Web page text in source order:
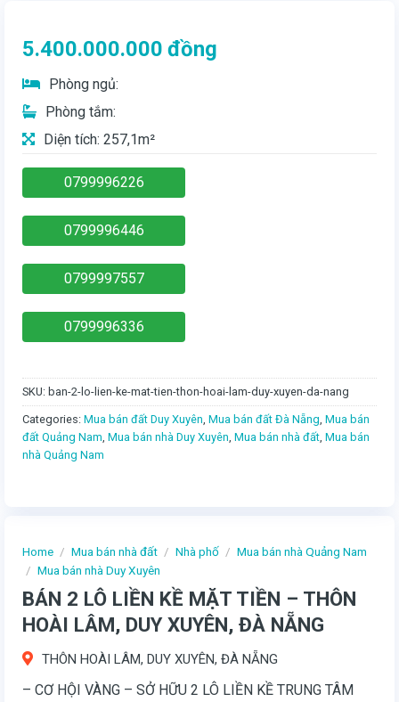
Home / Mua bán nhà đất / Nhà phố / Mua bán nhà Quảng Nam
/ Mua bán nhà Duy Xuyên
BÁN 2 LÔ LIỀN KỀ MẶT TIỀN – THÔN
HOÀI LÂM, DUY XUYÊN, ĐÀ NẴNG
THÔN HOÀI LÂM, DUY XUYÊN, ĐÀ NẴNG
– CƠ HỘI VÀNG – SỞ HỮU 2 LÔ LIỀN KỀ TRUNG TÂM
5.400.000.000 đồng
Phòng ngủ:
Phòng tắm:
Diện tích: 257,1m²
0799996226
0799996446
0799997557
0799996336
SKU: ban-2-lo-lien-ke-mat-tien-thon-hoai-lam-duy-xuyen-da-nang
Categories: Mua bán đất Duy Xuyên, Mua bán đất Đà Nẵng, Mua bán
đất Quảng Nam, Mua bán nhà Duy Xuyên, Mua bán nhà đất, Mua bán
nhà Quảng Nam